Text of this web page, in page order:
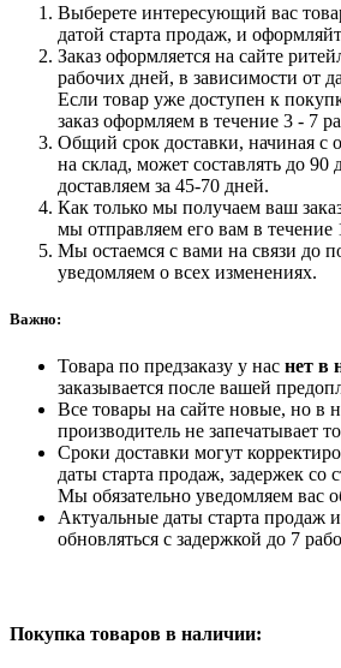
Выберете интересующий вас
датой старта продаж, и
Заказ оформляется на сайте
рабочих дней, в зависимости от
Если товар уже доступен к
заказ оформляем в течение 3 - 7
Общий срок доставки, начиная с
на склад, может составлять до 90
доставляем за 45-70 дней.
Как только мы получаем ваш
мы отправляем его вам в течение
Мы остаемся с вами на связи до
уведомляем о всех изменениях.
Важно:
Товара по предзаказу у нас нет в
заказывается после вашей
Все товары на сайте новые, но в
производитель не запечатывает
Сроки доставки могут
даты старта продаж, задержек со
Мы обязательно уведомляем вас
Актуальные даты старта продаж
обновляться с задержкой до 7
Покупка товаров в наличии: